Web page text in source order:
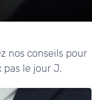
nos conseils pour
pas le jour J.